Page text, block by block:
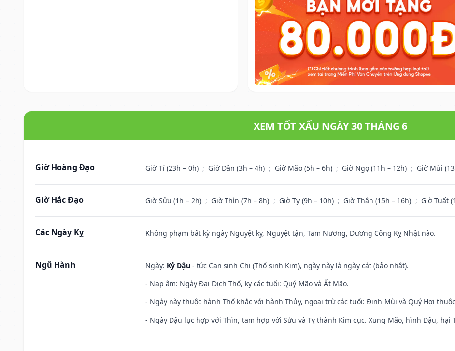
XEM TỐT XẤU NGÀY 30 THÁNG 6
Giờ Hoàng Đạo Giờ Tí (23h – 0h) ; Giờ Dần (3h – 4h) ; Giờ Mão (5h – 6h) ; Giờ Ngọ (11h – 12h) ; Giờ Mùi
Giờ Hắc Đạo Giờ Sửu (1h – 2h) ; Giờ Thìn (7h – 8h) ; Giờ Tỵ (9h – 10h) ; Giờ Thân (15h – 16h) ; Giờ Tuất
Các Ngày Kỵ Không phạm bất kỳ ngày Nguyệt kỵ, Nguyệt tận, Tam Nương, Dương Công Kỵ Nhật nào.
Ngũ Hành Ngày: Kỷ Dậu - tức Can sinh Chi (Thổ sinh Kim), ngày này là ngày cát (bảo nhật).
- Nạp âm: Ngày Đại Dịch Thổ, kỵ các tuổi: Quý Mão và Ất Mão.
- Ngày này thuộc hành Thổ khắc với hành Thủy, ngoại trừ các tuổi: Đinh Mùi và Quý Hợi
- Ngày Dậu lục hợp với Thìn, tam hợp với Sửu và Tỵ thành Kim cục. Xung Mão, hình Dậu, hại